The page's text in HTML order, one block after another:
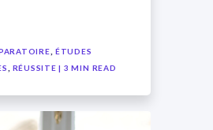
, ÉTUDES
, RÉUSSITE | 3 MIN READ